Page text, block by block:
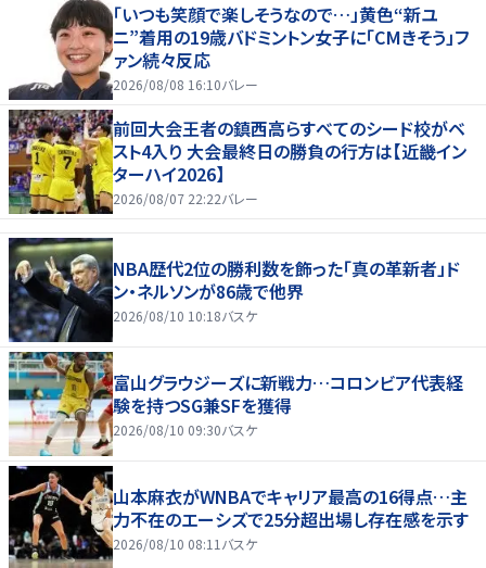
「いつも笑顔で楽しそうなので…」黄色“新ユ
ニ”着用の19歳バドミントン女子に「CMきそう」フ
ァン続々反応
2026/08/08 16:10バレー
前回大会王者の鎮西高らすべてのシード校がベ
スト4入り 大会最終日の勝負の行方は【近畿イン
ターハイ2026】
2026/08/07 22:22バレー
NBA歴代2位の勝利数を飾った「真の革新者」ド
ン・ネルソンが86歳で他界
2026/08/10 10:18バスケ
富山グラウジーズに新戦力…コロンビア代表経
験を持つSG兼SFを獲得
2026/08/10 09:30バスケ
山本麻衣がWNBAでキャリア最高の16得点…主
力不在のエーシズで25分超出場し存在感を示す
2026/08/10 08:11 バスケ